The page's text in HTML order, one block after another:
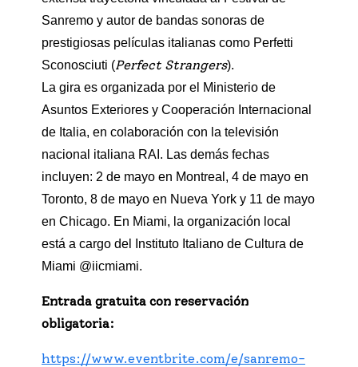
Sanremo y autor de bandas sonoras de
prestigiosas películas italianas como Perfetti
Sconosciuti (Perfect Strangers).
La gira es organizada por el Ministerio de
Asuntos Exteriores y Cooperación Internacional
de Italia, en colaboración con la televisión
nacional italiana RAI. Las demás fechas
incluyen: 2 de mayo en Montreal, 4 de mayo en
Toronto, 8 de mayo en Nueva York y 11 de mayo
en Chicago. En Miami, la organización local
está a cargo del Instituto Italiano de Cultura de
Miami @iicmiami.
Entrada gratuita con reservación
obligatoria:
https://www.eventbrite.com/e/sanremo-